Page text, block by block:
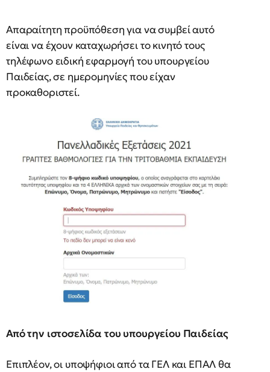
Απαραίτητη προϋπόθεση για να συμβεί αυτό
είναι να έχουν καταχωρήσει το κινητό τους
τηλέφωνο ειδική εφαρμογή του υπουργείου
Παιδείας, σε ημερομηνίες που είχαν
προκαθοριστεί.
Από την ιστοσελίδα του υπουργείου Παιδείας
Επιπλέον, οι υποψήφιοι από τα ΓΕΛ και ΕΠΑΛ θα